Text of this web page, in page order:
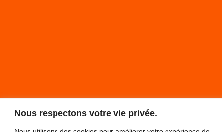
Nous respectons votre vie privée.